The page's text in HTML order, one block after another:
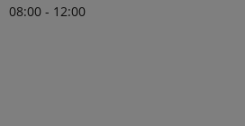
08:00 - 12:00